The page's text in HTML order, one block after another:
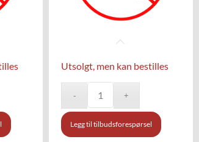
Utsolgt, men kan bestilles
Legg til tilbudsforespørsel